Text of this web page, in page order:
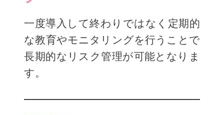
一度導入して終わりではなく定期的
な教育やモニタリングを行うことで
長期的なリスク管理が可能となりま
す。